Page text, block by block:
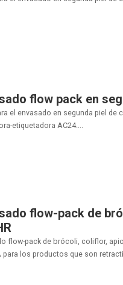
flow pack en
el envasado en segunda piel de
etiquetadora AC24....
flow-pack de
flow-pack de brócoli, coliflor,
para los productos que son